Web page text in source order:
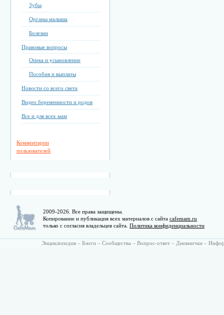
Зубы
Органы малыша
Болезни
Правовые вопросы
Опека и усыновление
Пособия и выплаты
Новости со всего света
Видео беременности и родов
Все и для всех мам
Комментарии
пользователей
2009-2026. Все права защищены.
Копирование и публикация всех материалов с сайта cafemam.ru
только с согласия владельцев сайта. Политика конфиденциальности
Энциклопедия – Блоги – Сообщества – Вопрос-ответ – Дневнички –